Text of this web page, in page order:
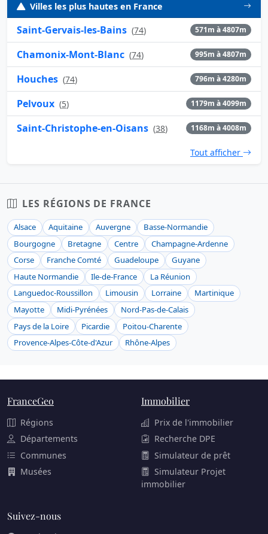
Villes les plus hautes en France
Saint-Gervais-les-Bains (74) 571m à 4807m
Chamonix-Mont-Blanc (74) 995m à 4807m
Houches (74) 796m à 4280m
Pelvoux (5) 1179m à 4099m
Saint-Christophe-en-Oisans (38) 1168m à 4008m
Tout afficher
LES RÉGIONS DE FRANCE
Alsace Aquitaine Auvergne
Basse-Normandie
Bourgogne
Bretagne Centre
Champagne-Ardenne
Corse
Franche Comté Guadeloupe
Guyane
Haute Normandie
Ile-de-France
La Réunion
Languedoc-Roussillon
Limousin Lorraine
Martinique
Mayotte
Midi-Pyrénées
Nord-Pas-de-Calais
Pays de la Loire
Picardie
Poitou-Charente
Provence-Alpes-Côte-d'Azur
Rhône-Alpes
FranceGeo
Régions
Départements
Communes
Musées
Immobilier
Prix de l'immobilier
Recherche DPE
Simulateur de prêt
Simulateur Projet
immobilier
Suivez-nous